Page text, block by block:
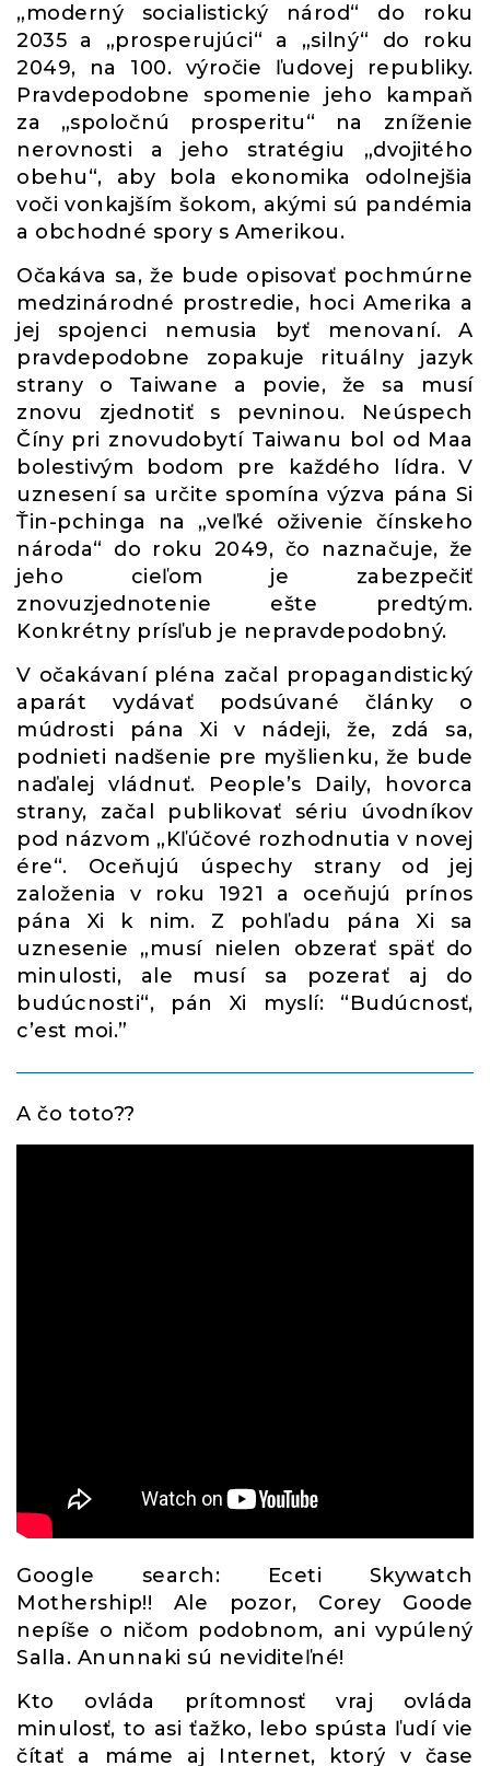
„moderný socialistický národ“ do roku
2035 a „prosperujúci“ a „silný“ do roku
2049, na 100. výročie ľudovej republiky.
Pravdepodobne spomenie jeho kampaň
za „spoločnú prosperitu“ na zníženie
nerovnosti a jeho stratégiu „dvojitého
obehu“, aby bola ekonomika odolnejšia
voči vonkajším šokom, akými sú pandémia
a obchodné spory s Amerikou.
Očakáva sa, že bude opisovať pochmúrne
medzinárodné prostredie, hoci Amerika a
jej spojenci nemusia byť menovaní. A
pravdepodobne zopakuje rituálny jazyk
strany o Taiwane a povie, že sa musí
znovu zjednotiť s pevninou. Neúspech
Číny pri znovudobytí Taiwanu bol od Maa
bolestivým bodom pre každého lídra. V
uznesení sa určite spomína výzva pána Si
Ťin-pchinga na „veľké oživenie čínskeho
národa“ do roku 2049, čo naznačuje, že
jeho cieľom je zabezpečiť
znovuzjednotenie ešte predtým.
Konkrétny prísľub je nepravdepodobný.
V očakávaní pléna začal propagandistický
aparát vydávať podsúvané články o
múdrosti pána Xi v nádeji, že, zdá sa,
podnieti nadšenie pre myšlienku, že bude
naďalej vládnuť. People’s Daily, hovorca
strany, začal publikovať sériu úvodníkov
pod názvom „Kľúčové rozhodnutia v novej
ére“. Oceňujú úspechy strany od jej
založenia v roku 1921 a oceňujú prínos
pána Xi k nim. Z pohľadu pána Xi sa
uznesenie „musí nielen obzerať späť do
minulosti, ale musí sa pozerať aj do
budúcnosti“, pán Xi myslí: “Budúcnosť,
c’est moi.”
A čo toto??
Google search: Eceti Skywatch
Mothership!! Ale pozor, Corey Goode
nepíše o ničom podobnom, ani vypúlený
Salla. Anunnaki sú neviditeľné!
Kto ovláda prítomnosť vraj ovláda
minulosť, to asi ťažko, lebo spústa ľudí vie
čítať a máme aj Internet, ktorý v čase